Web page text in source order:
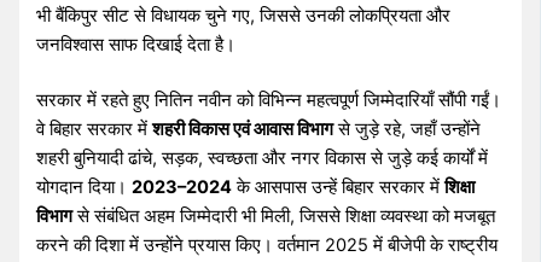
भी बैंकिपुर सीट से विधायक चुने गए, जिससे उनकी लोकप्रियता और
जनविश्वास साफ दिखाई देता है।
सरकार में रहते हुए नितिन नवीन को विभिन्न महत्वपूर्ण जिम्मेदारियाँ सौंपी गईं।
वे बिहार सरकार मेंशहरी विकास एवं आवास विभागसे जुड़े रहे, जहाँ उन्होंने
शहरी बुनियादी ढांचे, सड़क, स्वच्छता और नगर विकास से जुड़े कई कार्यों में
योगदान दिया।2023–2024के आसपास उन्हें बिहार सरकार मेंशिक्षा
विभागसे संबंधित अहम जिम्मेदारी भी मिली, जिससे शिक्षा व्यवस्था को मजबूत
करने की दिशा में उन्होंने प्रयास किए। वर्तमान 2025 में बीजेपी के राष्ट्रीय